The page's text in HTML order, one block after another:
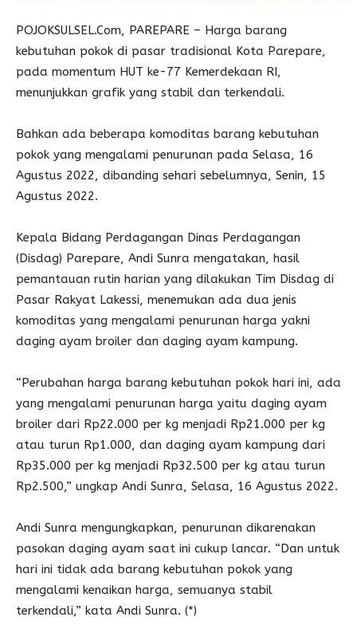
POJOKSULSEL.Com, PAREPARE – Harga barang
kebutuhan pokok di pasar tradisional Kota Parepare,
pada momentum HUT ke-77 Kemerdekaan RI,
menunjukkan grafik yang stabil dan terkendali.
Bahkan ada beberapa komoditas barang kebutuhan
pokok yang mengalami penurunan pada Selasa, 16
Agustus 2022, dibanding sehari sebelumnya, Senin, 15
Agustus 2022.
Kepala Bidang Perdagangan Dinas Perdagangan
(Disdag) Parepare, Andi Sunra mengatakan, hasil
pemantauan rutin harian yang dilakukan Tim Disdag di
Pasar Rakyat Lakessi, menemukan ada dua jenis
komoditas yang mengalami penurunan harga yakni
daging ayam broiler dan daging ayam kampung.
“Perubahan harga barang kebutuhan pokok hari ini, ada
yang mengalami penurunan harga yaitu daging ayam
broiler dari Rp22.000 per kg menjadi Rp21.000 per kg
atau turun Rp1.000, dan daging ayam kampung dari
Rp35.000 per kg menjadi Rp32.500 per kg atau turun
Rp2.500,” ungkap Andi Sunra, Selasa, 16 Agustus 2022.
Andi Sunra mengungkapkan, penurunan dikarenakan
pasokan daging ayam saat ini cukup lancar. “Dan untuk
hari ini tidak ada barang kebutuhan pokok yang
mengalami kenaikan harga, semuanya stabil
terkendali,” kata Andi Sunra. (*)